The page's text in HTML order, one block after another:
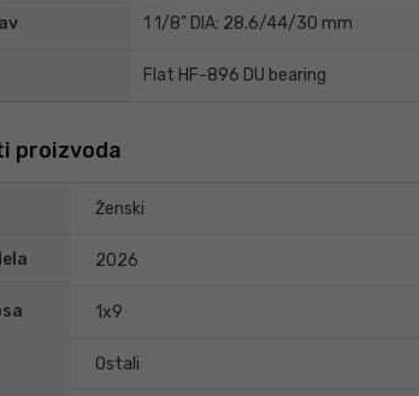
1 1/8" DIA: 28.6/44/30 mm
Flat HF-896 DU bearing
proizvoda
Ženski
2026
1x9
Ostali